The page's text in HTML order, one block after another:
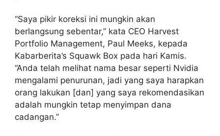
“Saya pikir koreksi ini mungkin akan
berlangsung sebentar,” kata CEO Harvest
Portfolio Management, Paul Meeks, kepada
Kabarberita’s Squawk Box pada hari Kamis.
“Anda telah melihat nama besar seperti Nvidia
mengalami penurunan, jadi yang saya harapkan
orang lakukan [dan] yang saya rekomendasikan
adalah mungkin tetap menyimpan dana
cadangan.”